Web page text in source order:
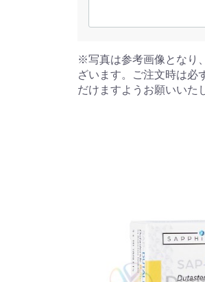
※写真は参考画像となり
ざいます。ご注文時は必
だけますようお願いいた